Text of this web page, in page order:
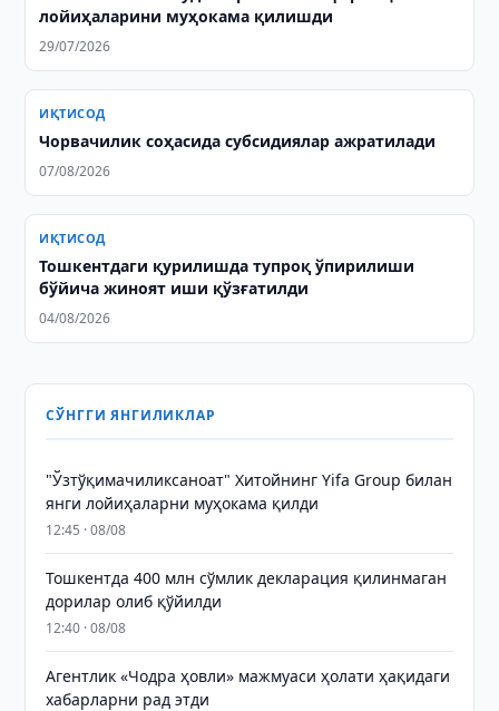
лойиҳаларини муҳокама қилишди
29/07/2026
ИҚТИСОД
Чорвачилик соҳасида субсидиялар ажратилади
07/08/2026
ИҚТИСОД
Тошкентдаги қурилишда тупроқ ўпирилиши
бўйича жиноят иши қўзғатилди
04/08/2026
СЎНГГИ ЯНГИЛИКЛАР
"Ўзтўқимачиликсаноат" Хитойнинг Yifa Group билан
янги лойиҳаларни муҳокама қилди
12:45 · 08/08
Тошкентда 400 млн сўмлик декларация қилинмаган
дорилар олиб қўйилди
12:40 · 08/08
Агентлик «Чодра ҳовли» мажмуаси ҳолати ҳақидаги
хабарларни рад этди